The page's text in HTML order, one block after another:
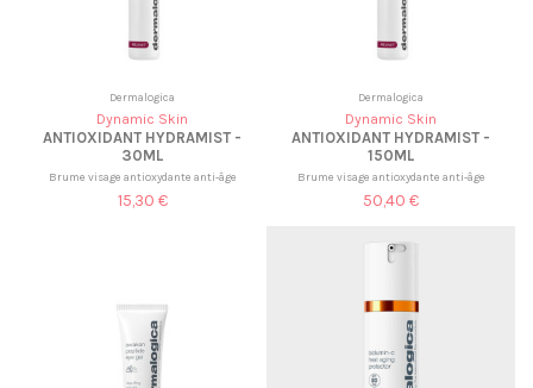
Dermalogica
Dynamic Skin
ANTIOXIDANT HYDRAMIST -
30ML
Brume visage antioxydante anti-âge
15,30 €
Dermalogica
Dynamic Skin
ANTIOXIDANT HYDRAMIST -
150ML
Brume visage antioxydante anti-âge
50,40 €